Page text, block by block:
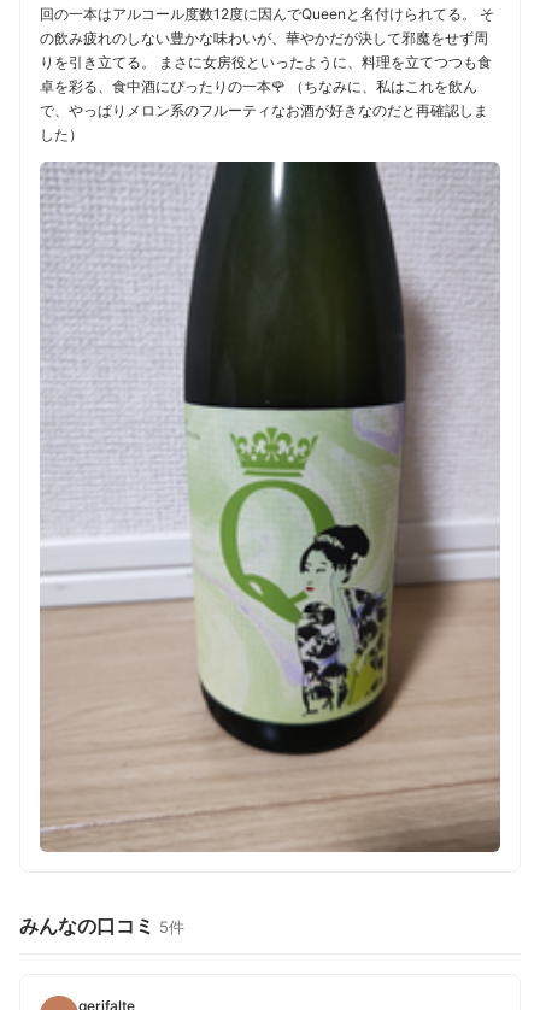
回の一本はアルコール度数12度に因んでQueenと名付けられてる。 そ
の飲み疲れのしない豊かな味わいが、華やかだが決して邪魔をせず周
りを引き立てる。 まさに女房役といったように、料理を立てつつも食
卓を彩る、食中酒にぴったりの一本🌹 （ちなみに、私はこれを飲ん
で、やっぱりメロン系のフルーティなお酒が好きなのだと再確認しま
した）
みんなの口コミ 5件
gerifalte